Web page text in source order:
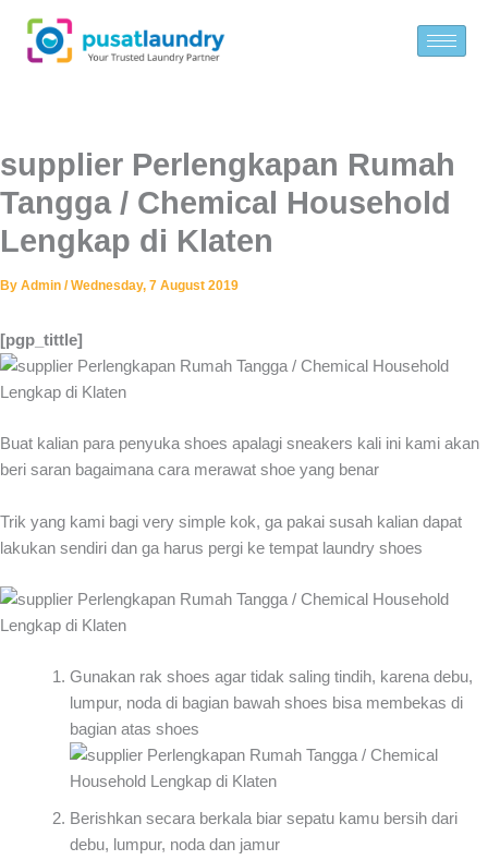
content
supplier Perlengkapan Rumah
Tangga / Chemical Household
Lengkap di Klaten
By Admin /Wednesday, 7 August 2019
[pgp_tittle]
Buat kalian para penyuka shoes apalagi sneakers kali ini kami akan
beri saran bagaimana cara merawat shoe yang benar
Trik yang kami bagi very simple kok, ga pakai susah kalian dapat
lakukan sendiri dan ga harus pergi ke tempat laundry shoes
Gunakan rak shoes agar tidak saling tindih, karena debu,
lumpur, noda di bagian bawah shoes bisa membekas di
bagian atas shoes
Berishkan secara berkala biar sepatu kamu bersih dari
debu, lumpur, noda dan jamur